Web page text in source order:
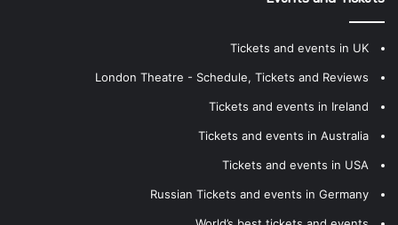
Tickets and events in UK
London Theatre - Schedule, Tickets and Reviews
Tickets and events in Ireland
Tickets and events in Australia
Tickets and events in USA
Russian Tickets and events in Germany